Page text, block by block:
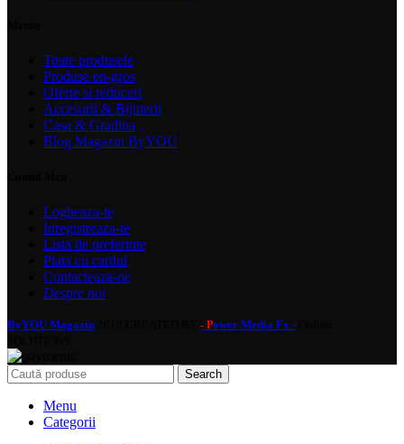
Toate produsele
Produse en-gros
Oferte si reduceri
Accesorii & Bijuterii
Casa & Gradina
Blog Magazin ByYOU
Logheaza-te
Inregistreaza-te
Lista de preferinte
Plata cu cardul
Contacteaza-ne
Despre noi
ByYOU Magazin - Power Media Fx -
Search
Menu
Categorii